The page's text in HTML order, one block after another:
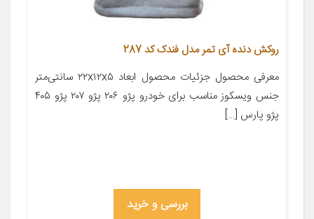
روکش دنده آی تمر مدل فندک کد 287
معرفی محصول جزئیات محصول ابعاد ۲۲x۱۲x۵ سانتی‌متر
جنس ویسکوز مناسب برای خودرو پژو ۲۰۶ پژو ۲۰۷ پژو ۴۰۵
پژو پارس […]
بررسی و خرید